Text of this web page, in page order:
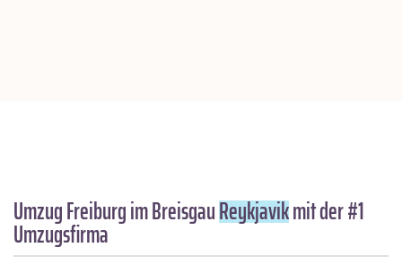
Umzug Freiburg im BreisgauReykjavikmit der #1
Umzugsfirma